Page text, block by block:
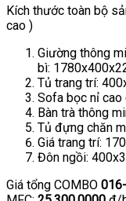
Kích thước toàn bộ
cao )
Giường thông
bì:
Tủ trang trí:
Sofa bọc nỉ
Bàn trà thông
Tủ đựng chăn
Giá trang trí:
Đôn ngồi:
Giá tổng COMBO